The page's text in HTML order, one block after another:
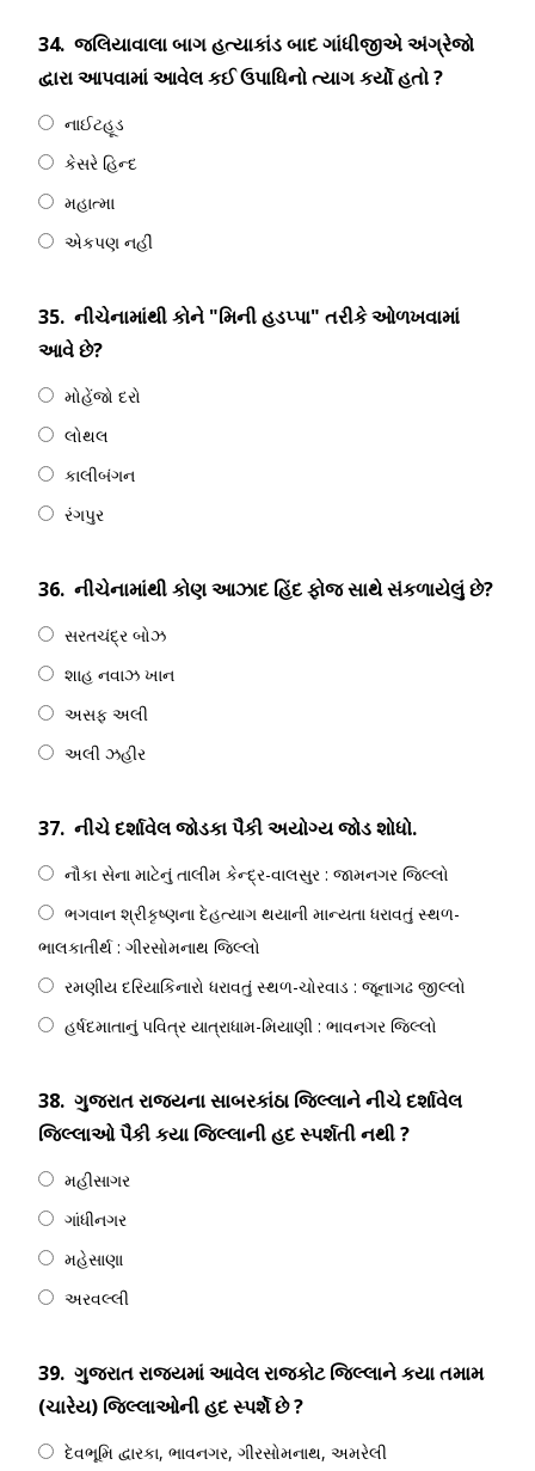
34. જલિયાવાલા બાગ હત્યાકાંડ બાદ ગાંધીજીએ અંગ્રેજો
દ્વારા આપવામાં આવેલ કઈ ઉપાધિનો ત્યાગ કર્યો હતો ?
નાઈટહૂડ
કેસરે હિન્દ
મહાત્મા
એકપણ નહીં
35. નીચેનામાંથી કોને "મિની હડપ્પા" તરીકે ઓળખવામાં
આવે છે?
મોહેંજો દરો
લોથલ
કાલીબંગન
રંગપુર
36. નીચેનામાંથી કોણ આઝાદ હિંદ ફોજ સાથે સંકળાયેલું છે?
સરતચંદ્ર બોઝ
શાહ નવાઝ ખાન
અસફ અલી
અલી ઝહીર
37. નીચે દર્શાવેલ જોડકા પૈકી અયોગ્ય જોડ શોધો.
નૌકા સેના માટેનું તાલીમ કેન્દ્ર-વાલસુર : જામનગર જિલ્લો
ભગવાન શ્રીકૃષ્ણના દેહત્યાગ થયાની માન્યતા ધરાવતું સ્થળ-
ભાલકાતીર્થ : ગીરસોમનાથ જિલ્લો
રમણીય દરિયાકિનારો ધરાવતું સ્થળ-ચોરવાડ : જૂનાગઢ જીલ્લો
હર્ષદમાતાનું પવિત્ર યાત્રાધામ-મિયાણી : ભાવનગર જિલ્લો
38. ગુજરાત રાજ્યના સાબરકાંઠા જિલ્લાને નીચે દર્શાવેલ
જિલ્લાઓ પૈકી કયા જિલ્લાની હદ સ્પર્શતી નથી ?
મહીસાગર
ગાંધીનગર
મહેસાણા
અરવલ્લી
39. ગુજરાત રાજ્યમાં આવેલ રાજકોટ જિલ્લાને કયા તમામ
(ચારેય) જિલ્લાઓની હદ સ્પર્શે છે ?
દેવભૂમિ દ્વારકા, ભાવનગર, ગીરસોમનાથ, અમરેલી